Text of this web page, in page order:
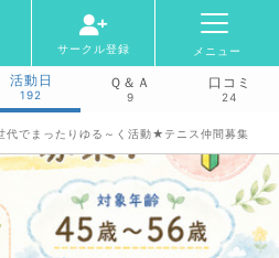
サークル登録 メニュー
活動日
192
Ｑ＆Ａ
9
口コミ
24
代でまったりゆる～く活動★テニス仲間募集